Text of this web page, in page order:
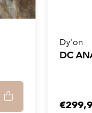
Dy'on
DC